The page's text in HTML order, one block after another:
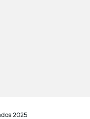
2025